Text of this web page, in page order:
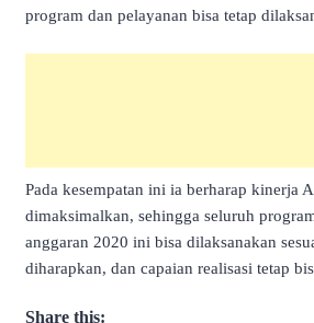
program dan pelayanan bisa tetap
Pada kesempatan ini ia berharap kinerja
dimaksimalkan, sehingga seluruh
anggaran 2020 ini bisa dilaksanakan
diharapkan, dan capaian realisasi tetap
Share this: